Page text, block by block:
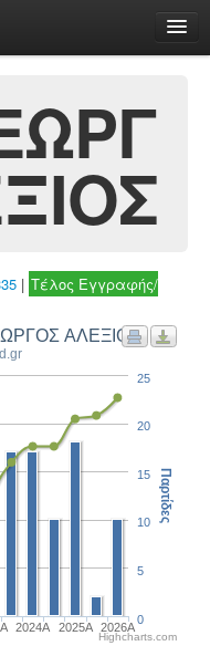
| Τέλος Εγγραφής/
ΑΛΕΞΙΟΣ
2024A 2025A 2026A
0
5
10
15
20
25
Παρτίδες
Highcharts.com